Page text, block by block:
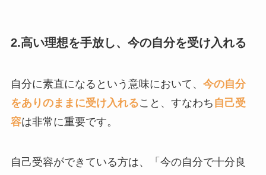
2.高い理想を手放し、今の自分を受け入れる
自分に素直になるという意味において、 今の自分
をありのままに受け入れること、すなわち 自己受
容は非常に重要です。
自己受容ができている方は、「今の自分で十分良